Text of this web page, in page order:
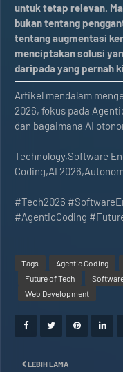
untuk tetap relevan.
bukan tentang
tentang augmentasi
menciptakan solusi
daripada yang pernah
Artikel mendalam
2026, fokus pada
dan bagaimana AI
Technology,Software
Coding,AI
#Tech2026
#AgenticCoding
Tags Agentic Coding
Future of Tech
Web Development
LEBIH LAMA